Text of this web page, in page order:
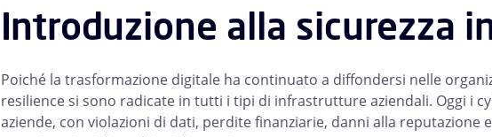
Introduzione alla sicurezza
Poiché la trasformazione digitale ha continuato a diffondersi nelle
resilience si sono radicate in tutti i tipi di infrastrutture aziendali. Oggi i
aziende, con violazioni di dati, perdite finanziarie, danni alla